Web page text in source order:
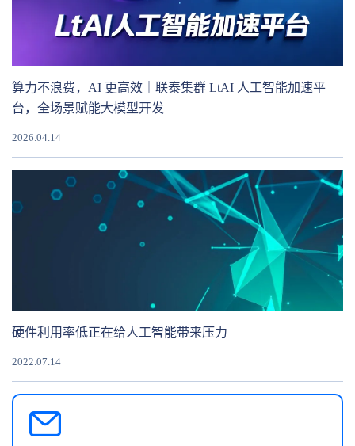
算力不浪费，AI 更高效｜联泰集群 LtAI 人工智能加速平
台，全场景赋能大模型开发
2026.04.14
硬件利用率低正在给人工智能带来压力
2022.07.14